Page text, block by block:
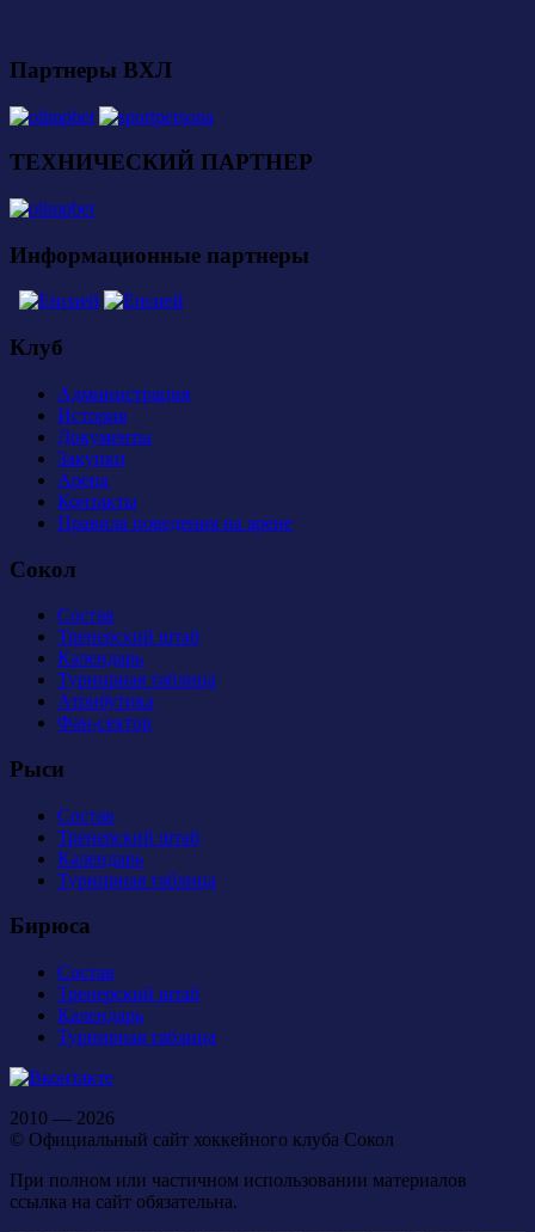
Партнеры ВХЛ
ТЕХНИЧЕСКИЙ ПАРТНЕР
Информационные партнеры
Клуб
Администрация
История
Документы
Закупки
Арена
Контакты
Правила поведения на арене
Сокол
Состав
Тренерский штаб
Календарь
Турнирная таблица
Атрибутика
Фан-сектор
Рыси
Состав
Тренерский штаб
Календарь
Турнирная таблица
Бирюса
Состав
Тренерский штаб
Календарь
Турнирная таблица
2010 — 2026
© Официальный сайт хоккейного клуба Сокол
При полном или частичном использовании материалов
ссылка на сайт обязательна.